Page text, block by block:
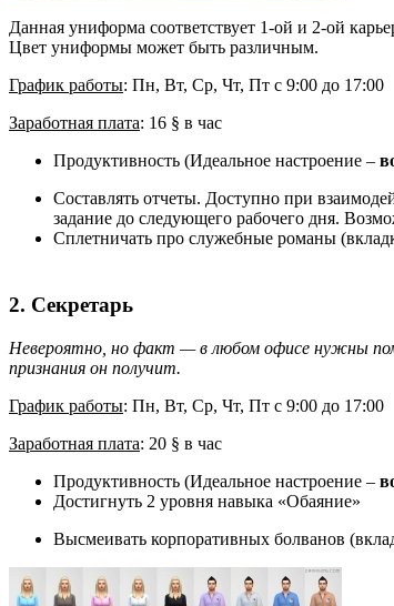
Данная униформа соответствует 1-ой и 2-ой
Цвет униформы может быть различным.
График работы: Пн, Вт, Ср, Чт, Пт с 9:00 до 17:00
Заработная плата: 16 § в час
Продуктивность (Идеальное настроение –
Составлять отчеты. Доступно при
задание до следующего рабочего дня.
Сплетничать про служебные романы
2. Секретарь
Невероятно, но факт — в любом офисе нужны
признания он получит.
График работы: Пн, Вт, Ср, Чт, Пт с 9:00 до 17:00
Заработная плата: 20 § в час
Продуктивность (Идеальное настроение –
Достигнуть 2 уровня навыка «Обаяние»
Высмеивать корпоративных болванов